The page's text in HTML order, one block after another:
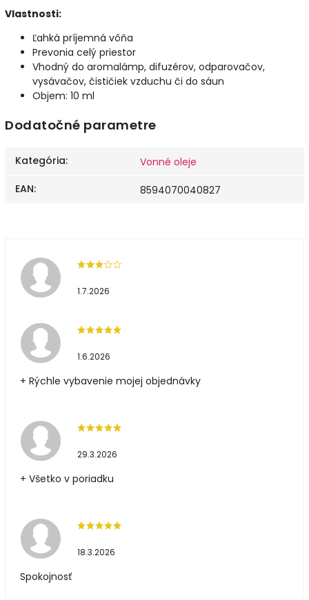
Vlastnosti:
Ľahká príjemná vôňa
Prevonia celý priestor
Vhodný do aromalámp, difuzérov, odparovačov,
vysávačov, čističiek vzduchu či do sáun
Objem: 10 ml
Dodatočné parametre
Kategória:
Vonné oleje
EAN: 8594070040827
1.7.2026
1.6.2026
+ Rýchle vybavenie mojej objednávky
29.3.2026
+ Všetko v poriadku
18.3.2026
Spokojnosť